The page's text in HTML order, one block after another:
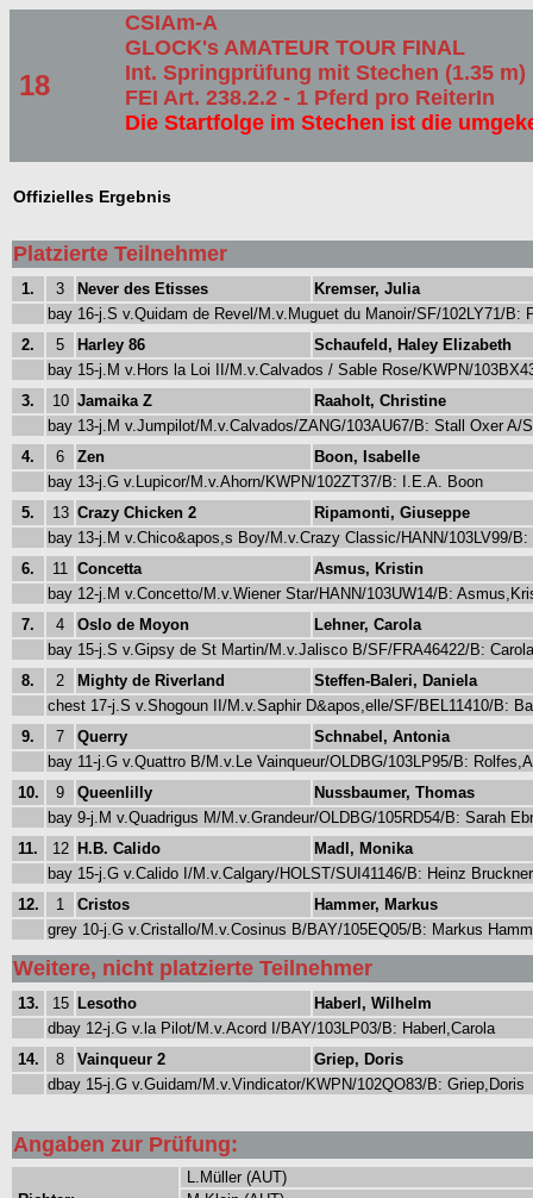
18
CSIAm-A
GLOCK's AMATEUR TOUR FINAL
Int. Springprüfung mit Stechen (1.35 m)
FEI Art. 238.2.2 - 1 Pferd pro ReiterIn
Die Startfolge im Stechen ist die
Offizielles Ergebnis
Platzierte Teilnehmer
1. 3 Never des Etisses
Kremser, Julia
bay 16-j.S v.Quidam de Revel/M.v.Muguet du Manoir/SF/102LY71/B:
2.
5 Harley 86
Schaufeld, Haley Elizabeth
bay 15-j.M v.Hors la Loi II/M.v.Calvados / Sable Rose/KWPN/
3.
10 Jamaika Z
Raaholt, Christine
bay 13-j.M v.Jumpilot/M.v.Calvados/ZANG/103AU67/B: Stall Oxer A/
4.
6 Zen
Boon, Isabelle
bay 13-j.G v.Lupicor/M.v.Ahorn/KWPN/102ZT37/B: I.E.A. Boon
5.
13 Crazy Chicken 2
Ripamonti, Giuseppe
bay 13-j.M v.Chico&apos,s Boy/M.v.Crazy Classic/HANN/103LV99/
6.
11 Concetta
Asmus, Kristin
bay 12-j.M v.Concetto/M.v.Wiener Star/HANN/103UW14/B:
7.
4 Oslo de Moyon
Lehner, Carola
bay 15-j.S v.Gipsy de St Martin/M.v.Jalisco B/SF/FRA46422/B:
8.
2 Mighty de Riverland
Steffen-Baleri, Daniela
chest 17-j.S v.Shogoun II/M.v.Saphir D&apos,elle/SF/BEL11410/B:
9.
7 Querry
Schnabel, Antonia
bay 11-j.G v.Quattro B/M.v.Le Vainqueur/OLDBG/103LP95/B:
10.
9 Queenlilly
Nussbaumer, Thomas
bay 9-j.M v.Quadrigus M/M.v.Grandeur/OLDBG/105RD54/B: Sarah
11.
12 H.B. Calido
Madl, Monika
bay 15-j.G v.Calido I/M.v.Calgary/HOLST/SUI41146/B: Heinz
12.
1 Cristos
Hammer, Markus
grey 10-j.G v.Cristallo/M.v.Cosinus B/BAY/105EQ05/B: Markus
Weitere, nicht platzierte Teilnehmer
13. 15 Lesotho
Haberl, Wilhelm
dbay 12-j.G v.la Pilot/M.v.Acord I/BAY/103LP03/B: Haberl,Carola
14.
8 Vainqueur 2
Griep, Doris
dbay 15-j.G v.Guidam/M.v.Vindicator/KWPN/102QO83/B: Griep,Doris
Angaben zur Prüfung:
L.Müller (AUT)